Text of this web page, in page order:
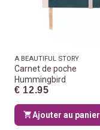
A BEAUTIFUL STORY
Carnet de poche
Hummingbird
€ 12.95
Ajouter au panier